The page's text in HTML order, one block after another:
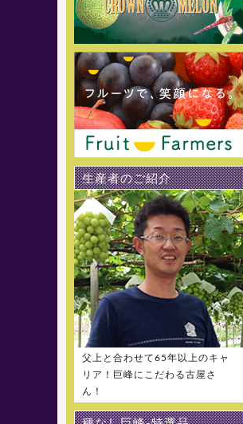
[2016年5月13日 ]
2016年度-ぶどう・巨峰専門通
販の販売受付スタートしました。
マスカットを是非お試し下さい！
[2016年5月13日 ]
姉妹店-桃通販の2016年度の販
売受付をスタートしました。味重
視の泡がでる桃 泡桃姫を是非お試
し下さい！
[2016年5月13日 ]
姉妹店-パッションフルーツ通販
の2016年度の販売受付をスタート
しました。
[2016年5月13日 ]
姉妹店-完熟マンゴー通販の
2016年度の販売受付をスタートし
ました。
[2016年5月13日 ]
姉妹店-甘濃スイカ通販の2016
年度の販売受付をスタートしまし
姉妹店-メロン専門通販の2016
生産者のご紹介
父上と合わせて65年以上のキャ
リア！巨峰にこだわる古屋さ
ん！